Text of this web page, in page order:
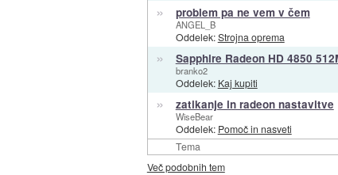
Tema
» problem pa ne vem v čem
ANGEL_B
Oddelek:Strojna oprema
» Sapphire Radeon HD 4850
branko2
Oddelek: Kaj kupiti
» zatikanje in radeon nastavitve
WiseBear
Oddelek: Pomoč in nasveti
Več podobnih tem